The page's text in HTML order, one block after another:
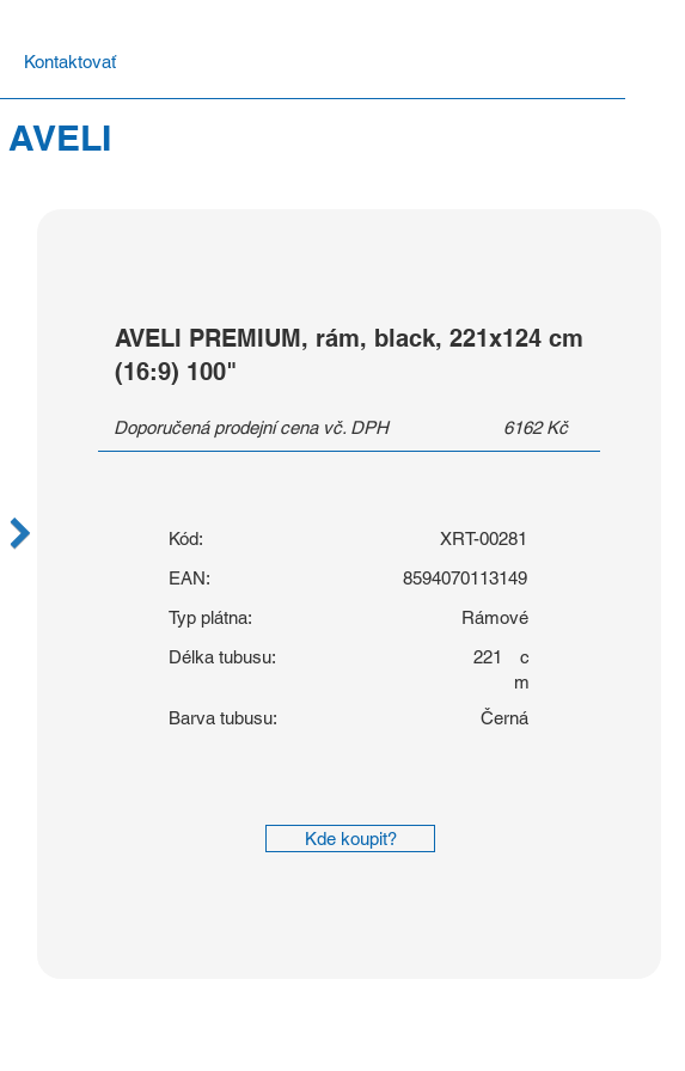
Kontaktovať
AVELI
AVELI PREMIUM, rám, black, 221x124 cm
(16:9) 100"
Doporučená prodejní cena vč. DPH 6162 Kč
Kód:
XRT-00281
EAN:
8594070113149
Typ plátna:
Rámové
Délka tubusu:
221
c
m
Barva tubusu:
Černá
Kde koupit?